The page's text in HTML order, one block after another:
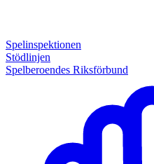
Spelinspektionen
Stödlinjen
Spelberoendes Riksförbund